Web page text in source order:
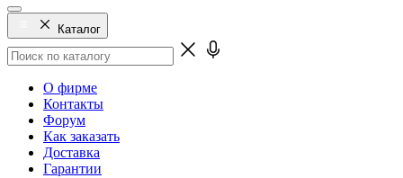
Каталог
О фирме
Контакты
Форум
Как заказать
Доставка
Гарантии